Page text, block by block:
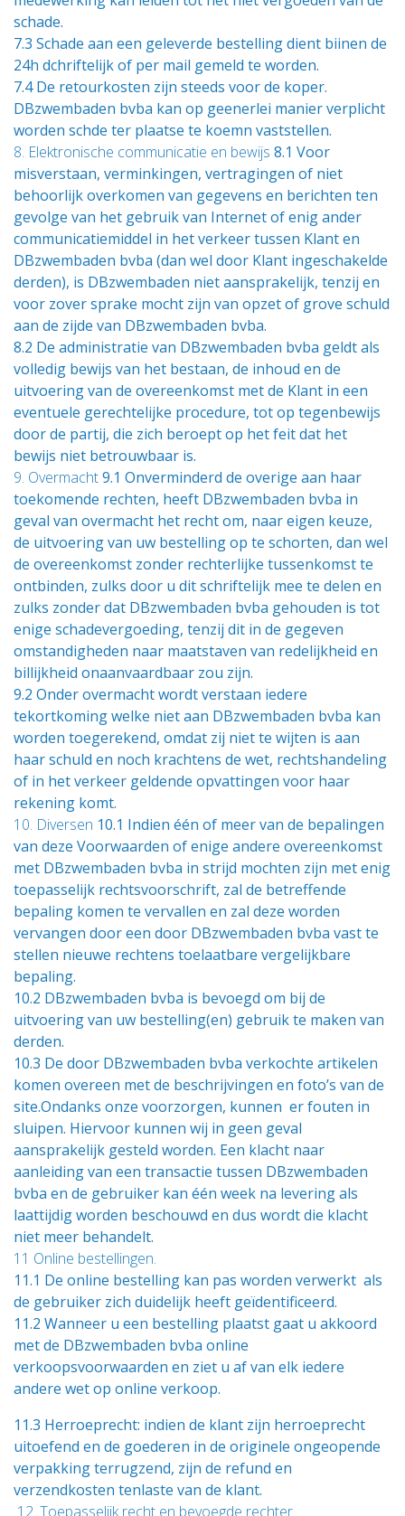
schade.
7.3 Schade aan een geleverde bestelling dient biinen de
24h dchriftelijk of per mail gemeld te worden.
7.4 De retourkosten zijn steeds voor de koper.
DBzwembaden bvba kan op geenerlei manier verplicht
worden schde ter plaatse te koemn vaststellen.
8. Elektronische communicatie en bewijs 8.1 Voor
misverstaan, verminkingen, vertragingen of niet
behoorlijk overkomen van gegevens en berichten ten
gevolge van het gebruik van Internet of enig ander
communicatiemiddel in het verkeer tussen Klant en
DBzwembaden bvba (dan wel door Klant ingeschakelde
derden), is DBzwembaden niet aansprakelijk, tenzij en
voor zover sprake mocht zijn van opzet of grove schuld
aan de zijde van DBzwembaden bvba.
8.2 De administratie van DBzwembaden bvba geldt als
volledig bewijs van het bestaan, de inhoud en de
uitvoering van de overeenkomst met de Klant in een
eventuele gerechtelijke procedure, tot op tegenbewijs
door de partij, die zich beroept op het feit dat het
bewijs niet betrouwbaar is.
9. Overmacht9.1 Onverminderd de overige aan haar
toekomende rechten, heeft DBzwembaden bvba in
geval van overmacht het recht om, naar eigen keuze,
de uitvoering van uw bestelling op te schorten, dan wel
de overeenkomst zonder rechterlijke tussenkomst te
ontbinden, zulks door u dit schriftelijk mee te delen en
zulks zonder dat DBzwembaden bvba gehouden is tot
enige schadevergoeding, tenzij dit in de gegeven
omstandigheden naar maatstaven van redelijkheid en
billijkheid onaanvaardbaar zou zijn.
9.2 Onder overmacht wordt verstaan iedere
tekortkoming welke niet aan DBzwembaden bvba kan
worden toegerekend, omdat zij niet te wijten is aan
haar schuld en noch krachtens de wet, rechtshandeling
of in het verkeer geldende opvattingen voor haar
rekening komt.
10. Diversen 10.1 Indien één of meer van de bepalingen
van deze Voorwaarden of enige andere overeenkomst
met DBzwembaden bvba in strijd mochten zijn met enig
toepasselijk rechtsvoorschrift, zal de betreffende
bepaling komen te vervallen en zal deze worden
vervangen door een door DBzwembaden bvba vast te
stellen nieuwe rechtens toelaatbare vergelijkbare
bepaling.
10.2 DBzwembaden bvba is bevoegd om bij de
uitvoering van uw bestelling(en) gebruik te maken van
derden.
10.3 De door DBzwembaden bvba verkochte artikelen
komen overeen met de beschrijvingen en foto’s van de
site.Ondanks onze voorzorgen, kunnen er fouten in
sluipen. Hiervoor kunnen wij in geen geval
aansprakelijk gesteld worden. Een klacht naar
aanleiding van een transactie tussen DBzwembaden
bvba en de gebruiker kan één week na levering als
laattijdig worden beschouwd en dus wordt die klacht
niet meer behandelt.
11 Online bestellingen.
11.1 De online bestelling kan pas worden verwerkt als
de gebruiker zich duidelijk heeft geïdentificeerd.
11.2 Wanneer u een bestelling plaatst gaat u akkoord
met de DBzwembaden bvba online
verkoopsvoorwaarden en ziet u af van elk iedere
andere wet op online verkoop.
11.3 Herroeprecht: indien de klant zijn herroeprecht
uitoefend en de goederen in de originele ongeopende
verpakking terrugzend, zijn de refund en
verzendkosten tenlaste van de klant.
12. Toepasselijk recht en bevoegde rechter